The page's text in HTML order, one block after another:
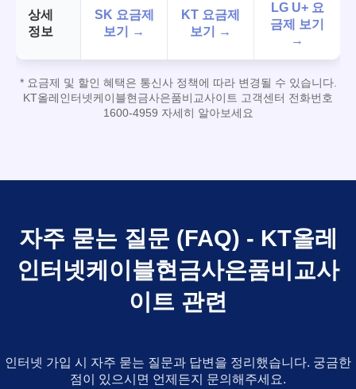
상세
정보
SK 요금제
보기 →
KT 요금제
보기 →
LG U+ 요
금제 보기
→
* 요금제 및 할인 혜택은 통신사 정책에 따라 변경될 수 있습니다.
KT올레인터넷케이블현금사은품비교사이트 고객센터 전화번호
1600-4959 자세히 알아보세요
자주 묻는 질문 (FAQ) - KT올레
인터넷케이블현금사은품비교사
이트 관련
인터넷 가입 시 자주 묻는 질문과 답변을 정리했습니다. 궁금한
점이 있으시면 언제든지 문의해주세요.